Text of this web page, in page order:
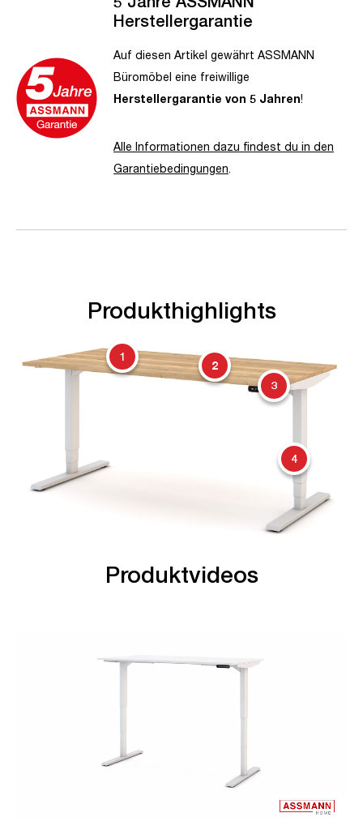
Herstellergarantie
Auf diesen Artikel gewährt ASSMANN
Büromöbel eine freiwillige
Herstellergarantie von 5 Jahren!
Alle Informationen dazu findest du in den
Garantiebedingungen.
Produkthighlights
1
2
3
4
Produktvideos